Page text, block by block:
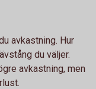
avkastning. Hur
du väljer.
avkastning, men